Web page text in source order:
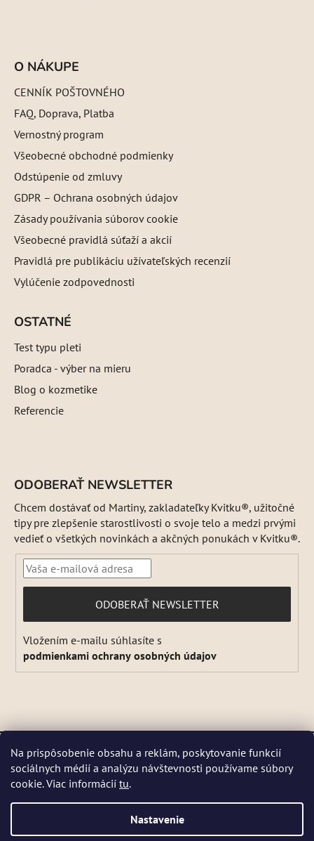
Na prispôsobenie obsahu a reklám, poskytovanie funkcií
sociálnych médií a analýzu návštevnosti používame súbory
cookie. Viac informácií tu.
Nastavenie
DŇA 5 a 6 AUGUSTA NEBUDEME ODOSIELAŤ ŽIADNE ZÁSIELKY. ☀️
Letná prevádzka: Počas horúcich dní chránime kvalitu našich výrobkov,
Niektoré produkty sú počas leta dočasne nedostupné, pretože by sa
mohli pri preprave poškodiť. 📦 Prosíme, zásielku si vyzdvihnite čo
O NÁKUPE
CENNÍK POŠTOVNÉHO
FAQ, Doprava, Platba
Vernostný program
Všeobecné obchodné podmienky
Odstúpenie od zmluvy
GDPR – Ochrana osobných údajov
Zásady používania súborov cookie
Všeobecné pravidlá súťaží a akcií
Pravidlá pre publikáciu užívateľských recenzií
Vylúčenie zodpovednosti
OSTATNÉ
Test typu pleti
Poradca - výber na mieru
Blog o kozmetike
Referencie
ODOBERAŤ NEWSLETTER
Chcem dostávať od Martiny, zakladateľky Kvitku®, užitočné
tipy pre zlepšenie starostlivosti o svoje telo a medzi prvými
vedieť o všetkých novinkách a akčných ponukách v Kvitku®.
PRIHLÁSIŤ
SA
ODOBERAŤ NEWSLETTER
Vložením e-mailu súhlasíte s
podmienkami ochrany osobných údajov
Vytvoril Shoptet a
Adatelier
Copyright 2026Kvitok. Všetky práva vyhradené.Upraviť
nastavenie cookies